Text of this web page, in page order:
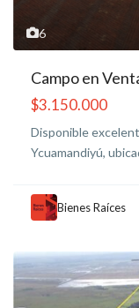
6
Campo en
$3.150.000
Disponible
Ycuamandiyú,
Bienes Raíces